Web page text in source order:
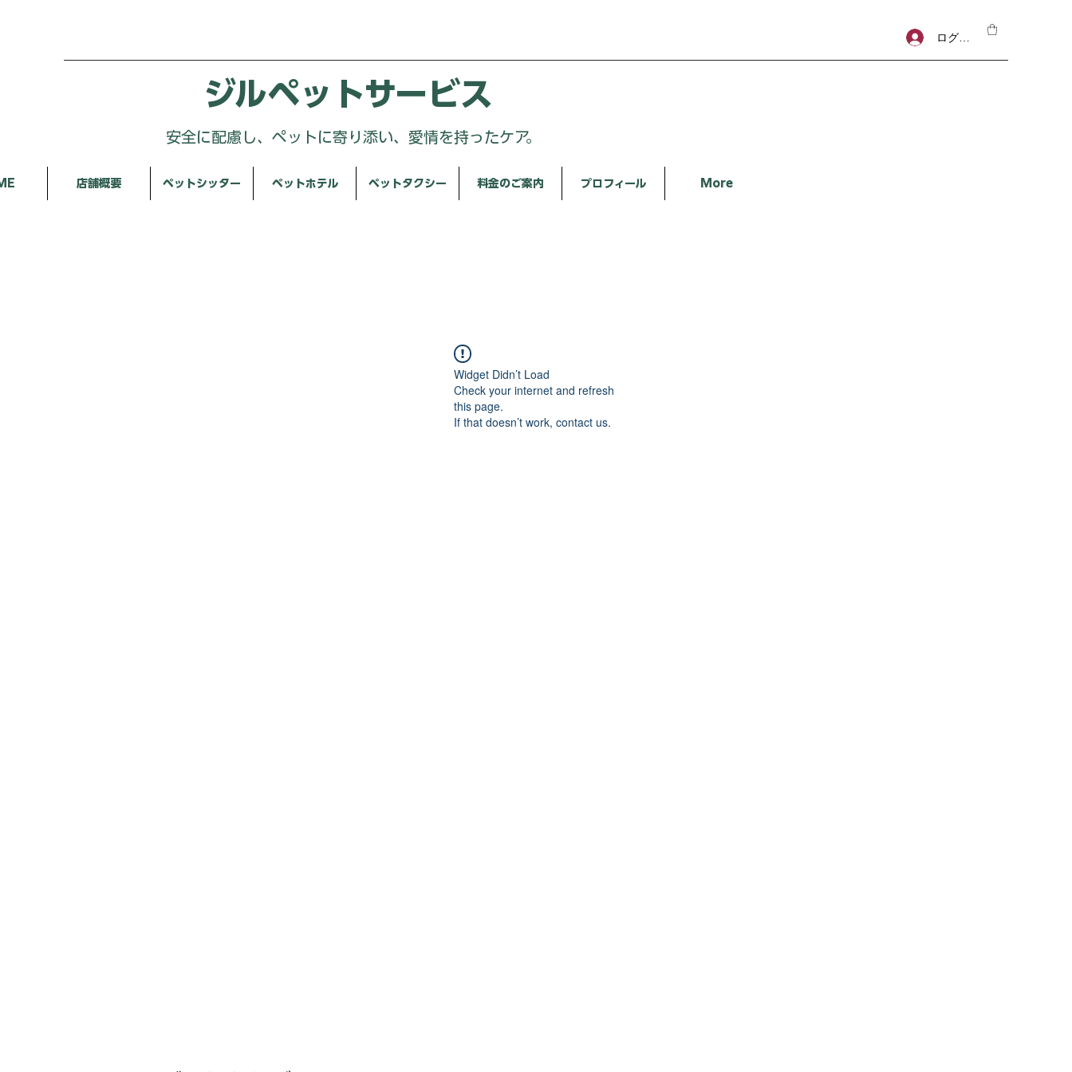
ログイン
ジルペットサービス
安全に配慮し、ペットに寄り添い、愛情を持ったケア。
店舗概要 ペットシッター ペットホテル ペットタクシー 料金のご案内 プロフィール More
Widget Didn’t Load
Check your internet and refresh
this page.
If that doesn’t work, contact us.